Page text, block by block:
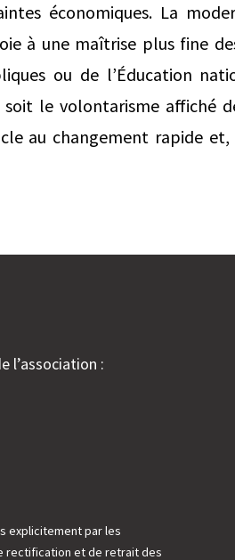
économiques. La
à une maîtrise plus fine
ou de l’Éducation
soit le volon­tarisme affiché
au changement rapide
l’association :
explicitement par les
rectification et de retrait des